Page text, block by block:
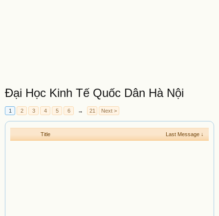
Đại Học Kinh Tế Quốc Dân Hà Nội
1 2 3 4 5 6 → 21 Next >
Title Last Message ↓